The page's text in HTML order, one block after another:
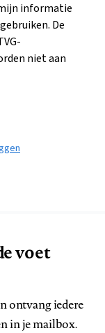
informatie
De
niet aan
voet
ontvang iedere
in je mailbox.